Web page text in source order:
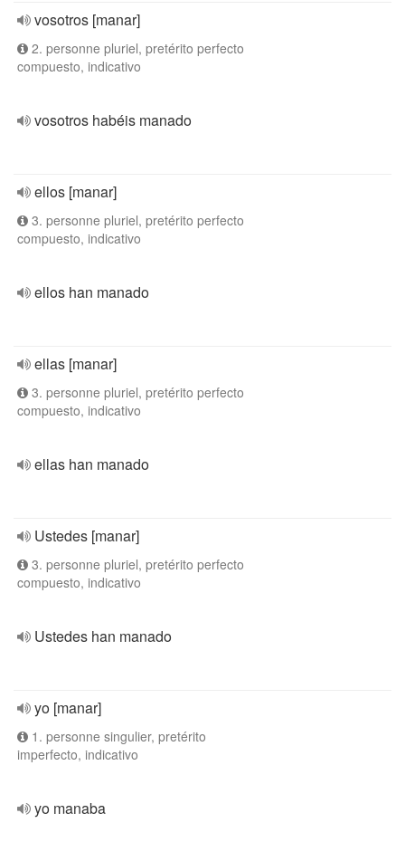
vosotros [manar]
2. personne pluriel, pretérito perfecto
compuesto, indicativo
vosotros habéis manado
ellos [manar]
3. personne pluriel, pretérito perfecto
compuesto, indicativo
ellos han manado
ellas [manar]
3. personne pluriel, pretérito perfecto
compuesto, indicativo
ellas han manado
Ustedes [manar]
3. personne pluriel, pretérito perfecto
compuesto, indicativo
Ustedes han manado
yo [manar]
1. personne singulier, pretérito
imperfecto, indicativo
yo manaba